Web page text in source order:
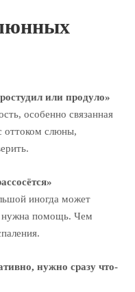
или продуло»
особенно связанная
оттоком слюны,
иногда может
нужна помощь. Чем
нужно сразу что-